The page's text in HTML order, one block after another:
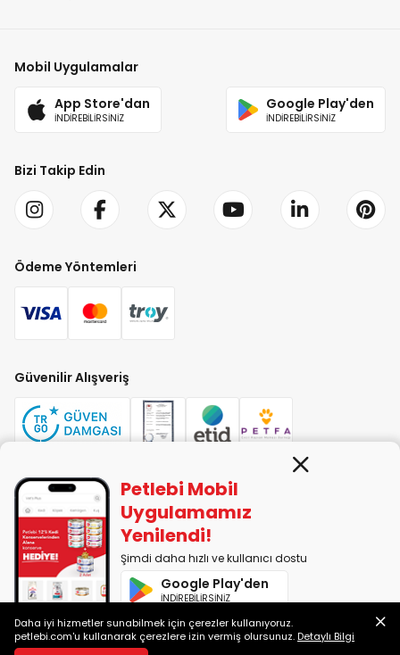
Mobil Uygulamalar
App Store'dan
İNDİREBİLİRSİNİZ
Google Play'den
İNDİREBİLİRSİNİZ
Bizi Takip Edin
Ödeme Yöntemleri
Güvenilir Alışveriş
PETLEBİ EVCİL HAYVAN ÜRÜNLERİ PAZ. SAN. TİC. LTD. ŞTİ. Alaşarköy Mah.
1. Alaşar Cad. No: 9 Osmangazi/Bursa
7290599225 vergi numarasıyla Uludağ Vergi Dairesi'ne bağlıdır.
2014-2026 © petlebi.com v11.89.0
Bursa'da sevgiyle yapıldı.
Petlebi Mobil
Uygulamamız
Yenilendi!
Şimdi daha hızlı ve kullanıcı dostu
Google Play'den
İNDİREBİLİRSİNİZ
App Store'dan
Daha iyi hizmetler sunabilmek için çerezler kullanıyoruz.
petlebi.com'u kullanarak çerezlere izin vermiş olursunuz.Detaylı Bilgi